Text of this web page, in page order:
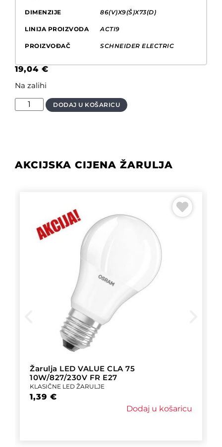
DIMENZIJE 86(V)X9(Š)X73(D)
LINIJA PROIZVODA ACTI9
PROIZVOĐAČ SCHNEIDER ELECTRIC
19,04 €
Na zalihi
DODAJ U KOŠARICU
AKCIJSKA CIJENA ŽARULJA
Žarulja LED VALUE CLA 75
10W/827/230V FR E27
KLASIČNE LED ŽARULJE
1,39 €
Dodaj u košaricu